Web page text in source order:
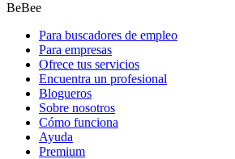
BeBee
Para buscadores de empleo
Para empresas
Ofrece tus servicios
Encuentra un profesional
Blogueros
Sobre nosotros
Cómo funciona
Ayuda
Premium